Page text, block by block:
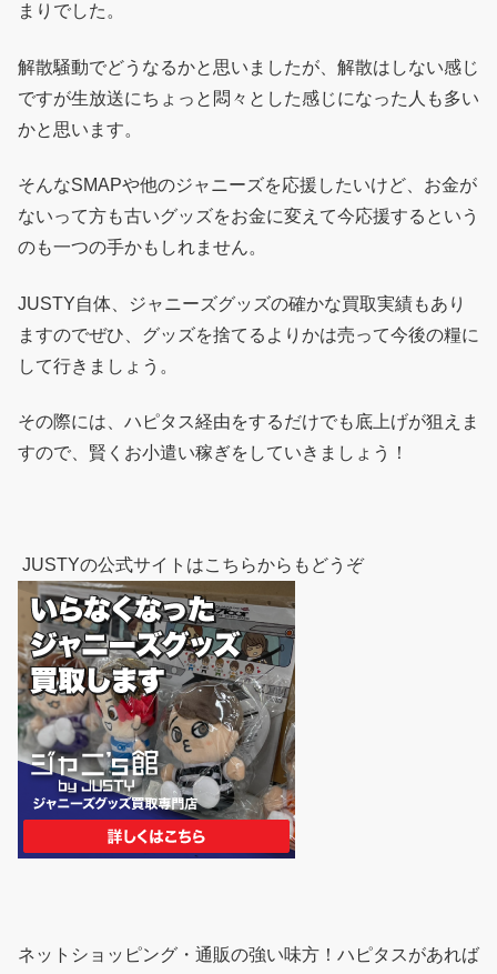
まりでした。
解散騒動でどうなるかと思いましたが、解散はしない感じ
ですが生放送にちょっと悶々とした感じになった人も多い
かと思います。
そんなSMAPや他のジャニーズを応援したいけど、お金が
ないって方も古いグッズをお金に変えて今応援するという
のも一つの手かもしれません。
JUSTY自体、ジャニーズグッズの確かな買取実績もあり
ますのでぜひ、グッズを捨てるよりかは売って今後の糧に
して行きましょう。
その際には、ハピタス経由をするだけでも底上げが狙えま
すので、賢くお小遣い稼ぎをしていきましょう！
JUSTYの公式サイトはこちらからもどうぞ
ネットショッピング・通販の強い味方！ハピタスがあれば